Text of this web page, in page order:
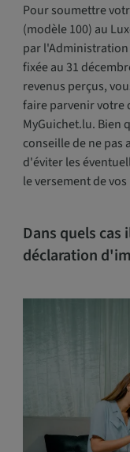
Pour soumettre
(modèle 100) au
par
fixée au 31
revenus perçus,
faire parvenir votre
MyGuichet.lu. Bien
conseille de ne
d'éviter les
le versement de
Dans quels
déclaration